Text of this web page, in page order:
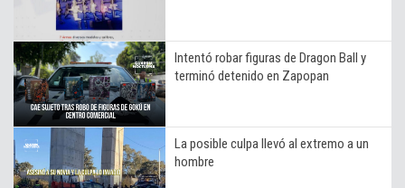
Intentó robar figuras de Dragon Ball y
terminó detenido en Zapopan
La posible culpa llevó al extremo a un
hombre